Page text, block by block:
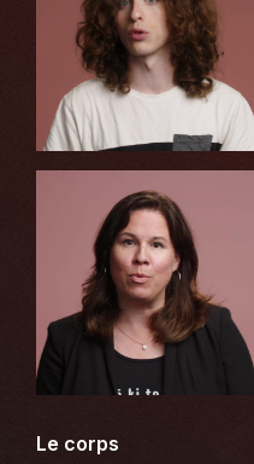
Le corps